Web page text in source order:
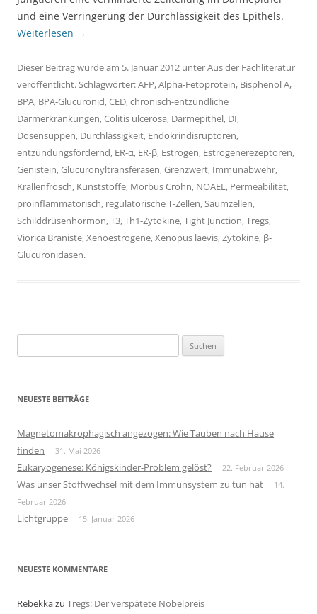
und eine Verringerung der Durchlässigkeit des Epithels.
Weiterlesen →
Dieser Beitrag wurde am 5. Januar 2012 unterAus der Fachliteratur
veröffentlicht. Schlagwörter:AFP,Alpha-Fetoprotein, Bisphenol A,
BPA, BPA-Glucuronid,CED,chronisch-entzündliche
Darmerkrankungen,Colitis ulcerosa, Darmepithel, DI,
Dosensuppen, Durchlässigkeit, Endokrindisruptoren,
entzündungsfördernd, ER-α, ER-β, Estrogen, Estrogenerezeptoren,
Genistein,Glucuronyltransferasen,Grenzwert, Immunabwehr,
Krallenfrosch, Kunststoffe, Morbus Crohn, NOAEL , Permeabilität,
proinflammatorisch, regulatorische T-Zellen, Saumzellen,
Schilddrüsenhormon,T3,Th1-Zytokine,Tight Junction,Tregs,
Viorica Braniste,Xenoestrogene,Xenopus laevis,Zytokine, β-
Glucuronidasen.
nach:
NEUESTE BEITRÄGE
Magnetomakrophagisch angezogen: Wie Tauben nach Hause
finden
31. Mai 2026
Eukaryogenese: Königskinder-Problem gelöst? 22. Februar 2026
Was unser Stoffwechsel mit dem Immunsystem zu tun hat
14.
Februar 2026
Lichtgruppe 15. Januar 2026
NEUESTE KOMMENTARE
Rebekkazu Tregs: Der verspätete Nobelpreis